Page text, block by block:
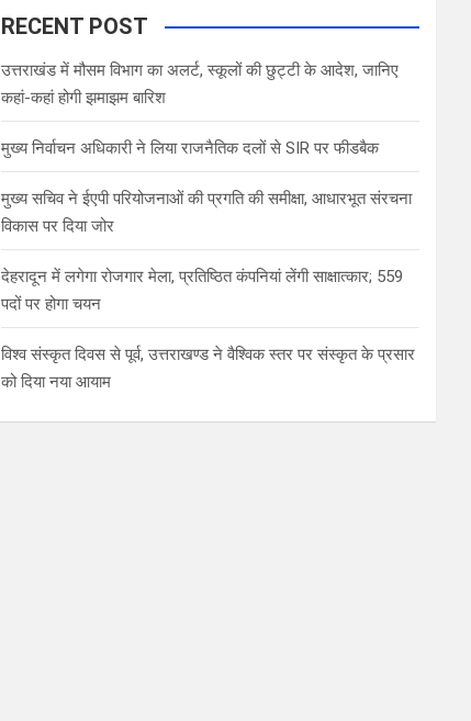
RECENT POST
उत्तराखंड में मौसम विभाग का अलर्ट, स्कूलों की छुट्टी के आदेश, जानिए
कहां-कहां होगी झमाझम बारिश
मुख्य निर्वाचन अधिकारी ने लिया राजनैतिक दलों से SIR पर फीडबैक
मुख्य सचिव ने ईएपी परियोजनाओं की प्रगति की समीक्षा, आधारभूत संरचना
विकास पर दिया जोर
देहरादून में लगेगा रोजगार मेला, प्रतिष्ठित कंपनियां लेंगी साक्षात्कार; 559
पदों पर होगा चयन
विश्व संस्कृत दिवस से पूर्व, उत्तराखण्ड ने वैश्विक स्तर पर संस्कृत के प्रसार
को दिया नया आयाम